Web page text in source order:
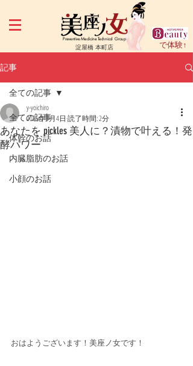
Preventive Medicine Technical Group
淀屋橋 本町店 で体験↑
記事
全ての記事
体幹のお話
内臓脂肪のお話
小顔のお話
全ての記事
あなたを pickles 美人に？漬物で叶える！発
酵パワー
y-yoichiro
2025年3月4日 読了時間: 2分
おはようございます！美座ノ女です！